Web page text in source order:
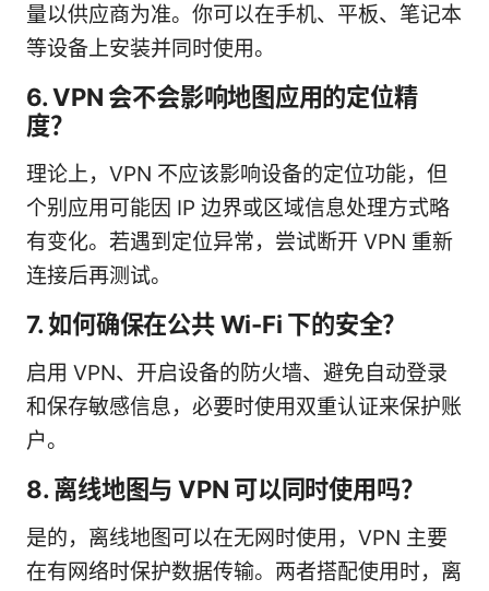
量以供应商为准。你可以在手机、平板、笔记本
等设备上安装并同时使用。
6. VPN 会不会影响地图应用的定位精
度？
理论上，VPN 不应该影响设备的定位功能，但
个别应用可能因 IP 边界或区域信息处理方式略
有变化。若遇到定位异常，尝试断开 VPN 重新
连接后再测试。
7. 如何确保在公共 Wi-Fi 下的安全？
启用 VPN、开启设备的防火墙、避免自动登录
和保存敏感信息，必要时使用双重认证来保护账
户。
8. 离线地图与 VPN 可以同时使用吗？
是的，离线地图可以在无网时使用，VPN 主要
在有网络时保护数据传输。两者搭配使用时，离